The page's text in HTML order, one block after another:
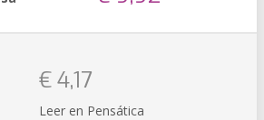
€ 4,17
Leer en Pensática